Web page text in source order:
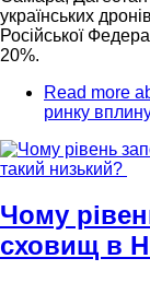
українських
Російської
20%.
Read more
ринку
Чому
сховищ в